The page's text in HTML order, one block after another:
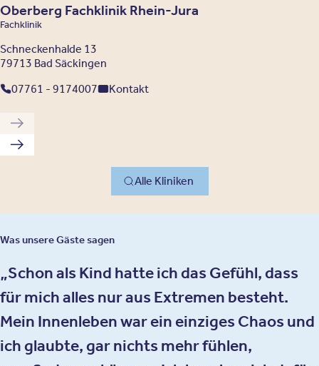
Oberberg Fachklinik Rhein-Jura
Fachklinik
Schneckenhalde 13
79713 Bad Säckingen
07761 - 9174007
Kontakt
Vorherige Klinik
Nächste Klinik
Alle Kliniken
Was unsere Gäste sagen
Schon als Kind hatte ich das Gefühl, dass
für mich alles nur aus Extremen besteht.
Mein Innenleben war ein einziges Chaos und
ich glaubte, gar nichts mehr fühlen,